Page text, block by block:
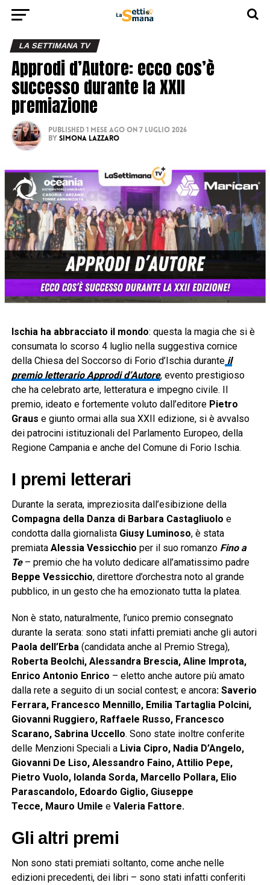
LA SETTIMANA TV
Approdi d’Autore: ecco cos’è
successo durante la XXII
premiazione
Published 1 mese ago on 7 Luglio 2026
By Simona Lazzaro
Ischia ha abbracciato il mondo: questa la magia che si è
consumata lo scorso 4 luglio nella suggestiva cornice
della Chiesa del Soccorso di Forio d’Ischia duranteil
premio letterario Approdi d’Autore, evento prestigioso
che ha celebrato arte, letteratura e impegno civile. Il
premio, ideato e fortemente voluto dall’editore Pietro
Graus e giunto ormai alla sua XXII edizione, si è avvalso
dei patrocini istituzionali del Parlamento Europeo, della
Regione Campania e anche del Comune di Forio Ischia.
I premi letterari
Durante la serata, impreziosita dall’esibizione della
Compagna della Danza di Barbara Castagliuolo e
condotta dalla giornalista Giusy Luminoso, è stata
premiata Alessia Vessicchio per il suo romanzo Fino a
Te – premio che ha voluto dedicare all’amatissimo padre
Beppe Vessicchio, direttore d’orchestra noto al grande
pubblico, in un gesto che ha emozionato tutta la platea.
Non è stato, naturalmente, l’unico premio consegnato
durante la serata: sono stati infatti premiati anche gli autori
Paola dell’Erba (candidata anche al Premio Strega),
Roberta Beolchi, Alessandra Brescia, Aline Improta,
Enrico Antonio Enrico – eletto anche autore più amato
dalla rete a seguito di un social contest; e ancora: Saverio
Ferrara, Francesco Mennillo, Emilia Tartaglia Polcini,
Giovanni Ruggiero, Raffaele Russo, Francesco
Scarano, Sabrina Uccello. Sono state inoltre conferite
delle Menzioni Speciali a Livia Cipro, Nadia D’Angelo,
Giovanni De Liso, Alessandro Faino, Attilio Pepe,
Pietro Vuolo, Iolanda Sorda, Marcello Pollara, Elio
Parascandolo, Edoardo Giglio, Giuseppe
Tecce, Mauro Umile e Valeria Fattore.
Gli altri premi
Non sono stati premiati soltanto, come anche nelle
edizioni precedenti, dei libri – sono stati infatti conferiti